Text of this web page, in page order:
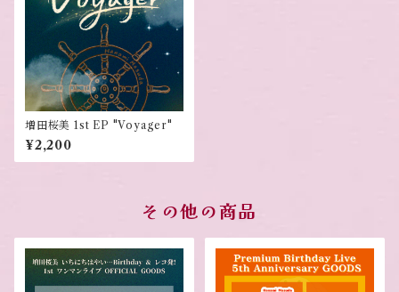
増田桜美 1st EP "Voyager"
¥2,200
その他の商品